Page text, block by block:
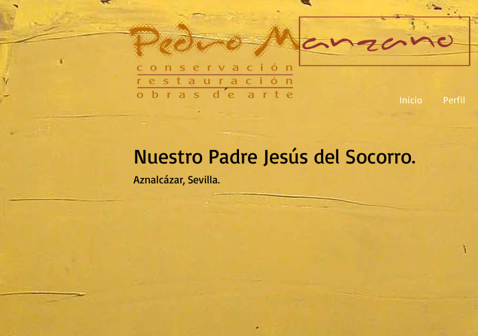
Inicio Perfil
Nuestro Padre Jesús del Socorro.
Aznalcázar, Sevilla.